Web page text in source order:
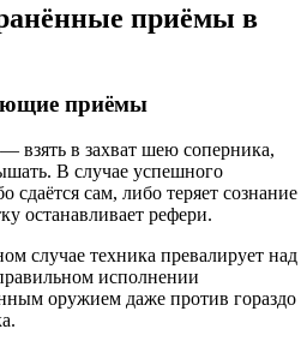
приёмы в
приёмы
взять в захват шею соперника,
В случае успешного
сам, либо теряет сознание
останавливает рефери.
случае техника превалирует над
исполнении
оружием даже против гораздо